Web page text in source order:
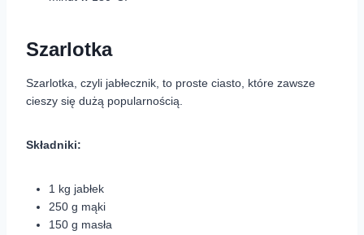
Szarlotka
Szarlotka, czyli jabłecznik, to proste ciasto, które zawsze
cieszy się dużą popularnością.
Składniki:
1 kg jabłek
250 g mąki
150 g masła